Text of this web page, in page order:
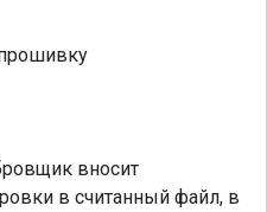
вносит
в считанный файл, в